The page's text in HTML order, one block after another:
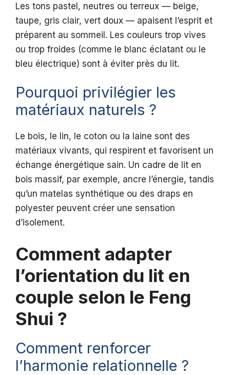
Les tons pastel, neutres ou terreux — beige,
taupe, gris clair, vert doux — apaisent l’esprit et
préparent au sommeil. Les couleurs trop vives
ou trop froides (comme le blanc éclatant ou le
bleu électrique) sont à éviter près du lit.
Pourquoi privilégier les
matériaux naturels ?
Le bois, le lin, le coton ou la laine sont des
matériaux vivants, qui respirent et favorisent un
échange énergétique sain. Un cadre de lit en
bois massif, par exemple, ancre l’énergie, tandis
qu’un matelas synthétique ou des draps en
polyester peuvent créer une sensation
d’isolement.
Comment adapter
l’orientation du lit en
couple selon le Feng
Shui ?
Comment renforcer
l’harmonie relationnelle ?